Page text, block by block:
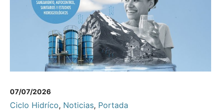
07/07/2026
Ciclo Hidríco, Noticias, Portada